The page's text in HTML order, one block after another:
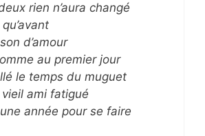
rien n’aura changé
d’amour
au premier jour
le temps du muguet
ami fatigué
année pour se faire